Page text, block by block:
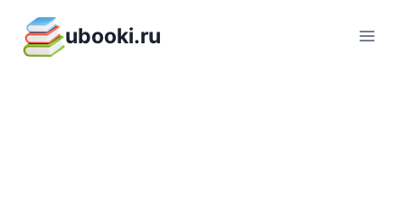
содержимому
ubooki.ru